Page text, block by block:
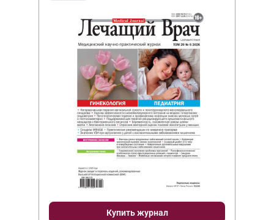
Купить журнал